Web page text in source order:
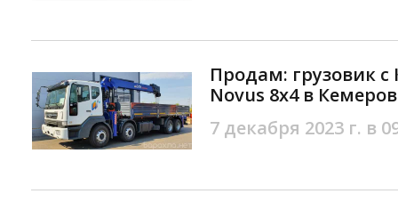
Продам: грузовик с
Novus 8х4 в
7 декабря 2023 г. в